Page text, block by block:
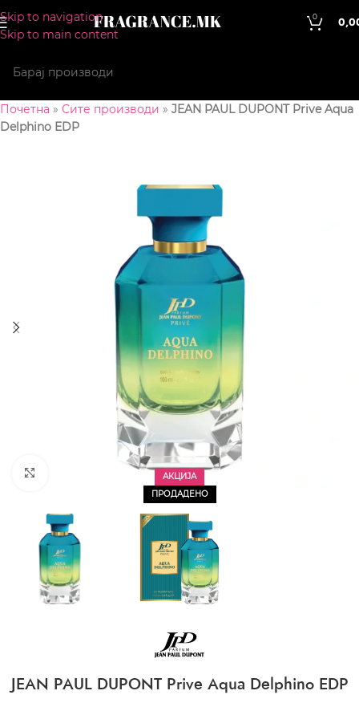
Skip to navigation
Skip to main content
0
Почетна » Сите производи » JEAN PAUL DUPONT Prive Aqua
Delphino EDP
АКЦИЈА
ПРОДАДЕНО
CLICK TO ENLARGE
JEAN PAUL DUPONT Prive Aqua Delphino EDP